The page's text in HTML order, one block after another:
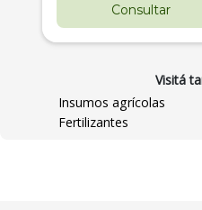
Consultar
Visitá
Insumos agrícolas
Fertilizantes